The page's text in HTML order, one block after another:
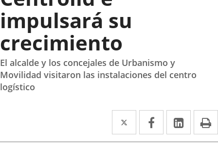
impulsará su
crecimiento
El alcalde y los concejales de Urbanismo y
Movilidad visitaron las instalaciones del centro
logístico
Twitter
Enlace
a
Facebook
Enlace
a
Enlace
a